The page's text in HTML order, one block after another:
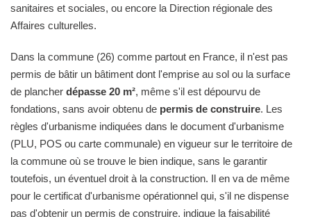
sanitaires et sociales, ou encore la Direction régionale des
Affaires culturelles.
Dans la commune (26) comme partout en France, il n'est pas
permis de bâtir un bâtiment dont l'emprise au sol ou la surface
de plancher dépasse 20 m², même s'il est dépourvu de
fondations, sans avoir obtenu de permis de construire. Les
règles d'urbanisme indiquées dans le document d'urbanisme
(PLU, POS ou carte communale) en vigueur sur le territoire de
la commune où se trouve le bien indique, sans le garantir
toutefois, un éventuel droit à la construction. Il en va de même
pour le certificat d'urbanisme opérationnel qui, s'il ne dispense
pas d'obtenir un permis de construire, indique la faisabilité